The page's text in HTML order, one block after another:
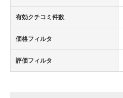
有効クチコミ件数
価格フィルタ
評価フィルタ